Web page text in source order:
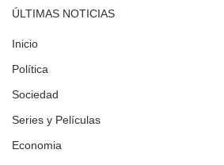
ÚLTIMAS NOTICIAS
Inicio
Política
Sociedad
Series y Películas
Economia